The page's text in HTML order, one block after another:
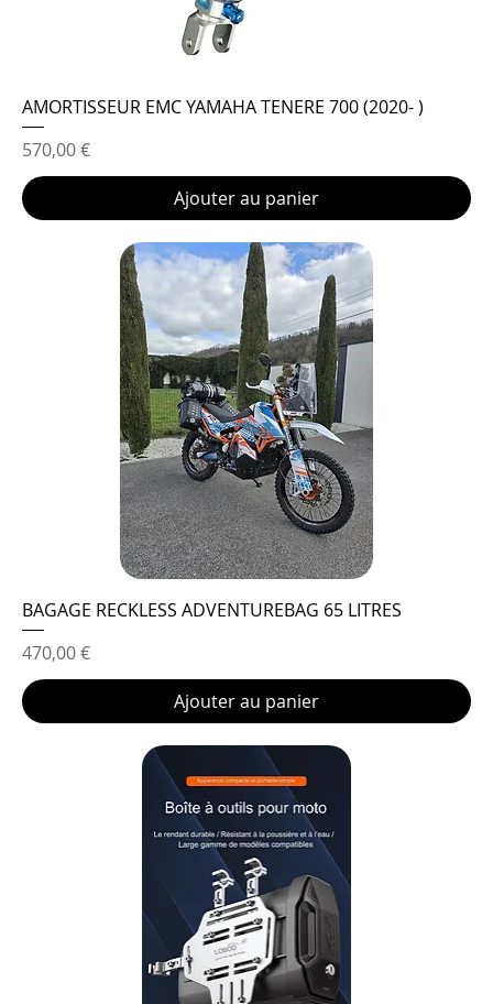
AMORTISSEUR EMC YAMAHA TENERE 700 (2020- )
Prix
570,00 €
Ajouter au panier
BAGAGE RECKLESS ADVENTUREBAG 65 LITRES
Prix
470,00 €
Ajouter au panier